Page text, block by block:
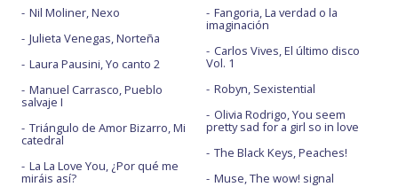
Nil Moliner, Nexo
Julieta Venegas, Norteña
Laura Pausini, Yo canto 2
Manuel Carrasco, Pueblo
salvaje I
Triángulo de Amor Bizarro, Mi
catedral
La La Love You, ¿Por qué me
miráis así?
Fangoria, La verdad o la
imaginación
Carlos Vives, El último disco
Vol. 1
Robyn, Sexistential
Olivia Rodrigo, You seem
pretty sad for a girl so in love
The Black Keys, Peaches!
Muse, The wow! signal